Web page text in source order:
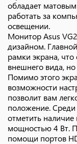
обладает
работать за
освещении.
Монитор Asus
дизайном.
рамки экрана, что
внешнего вида,
Помимо этого
возможности
позволит вам
положение.
отметить
мощностью 4 Вт.
помощи портов